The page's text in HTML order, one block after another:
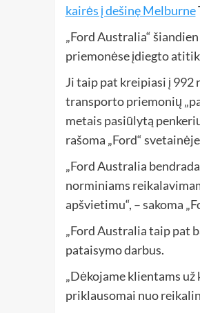
kairės į dešinę Melburne
„Ford Australia“
priemonėse įdiegto
Ji taip pat kreipiasi į 992
transporto priemonių
metais pasiūlytą
rašoma „Ford“
„Ford Australia
norminiams
apšvietimu“, – sakoma
„Ford Australia taip pat
pataisymo darbus.
„Dėkojame klientams
priklausomai nuo